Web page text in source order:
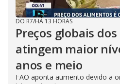
DO R7/HÁ 13 HORAS
Preços globais
atingem maior
anos e meio
FAO aponta aumento devido a